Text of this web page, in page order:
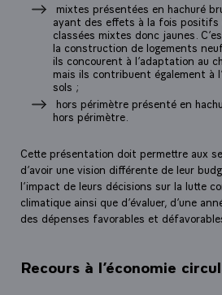
mixtes présentées en hachuré
ayant des effets à la fois
classées mixtes donc jaunes.
la construction de logements
ils concourent à l’adaptation au
mais ils contribuent également à
sols ;
hors périmètre présenté en
hors périmètre.
Cette présentation doit permettre aux
d’avoir une vision différente de leur
l’impact de leurs décisions sur la lutte
climatique ainsi que d’évaluer, d’une
des dépenses favorables et
Recours à l’économie